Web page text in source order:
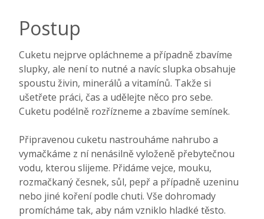
Postup
Cuketu nejprve opláchneme a případně zbavíme
slupky, ale není to nutné a navíc slupka obsahuje
spoustu živin, minerálů a vitamínů. Takže si
ušetřete práci, čas a udělejte něco pro sebe.
Cuketu podélně rozřízneme a zbavíme semínek.
Připravenou cuketu nastrouháme nahrubo a
vymačkáme z ní nenásilně vyloženě přebytečnou
vodu, kterou slijeme. Přidáme vejce, mouku,
rozmačkaný česnek, sůl, pepř a případně uzeninu
nebo jiné koření podle chuti. Vše dohromady
promícháme tak, aby nám vzniklo hladké těsto.